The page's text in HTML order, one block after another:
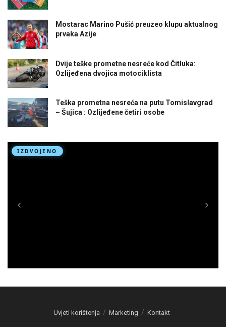
Mostarac Marino Pušić preuzeo klupu aktualnog
prvaka Azije
Dvije teške prometne nesreće kod Čitluka:
Ozlijeđena dvojica motociklista
Teška prometna nesreća na putu Tomislavgrad
– Šujica : Ozlijeđene četiri osobe
Uvjeti korištenja Marketing Kontakt